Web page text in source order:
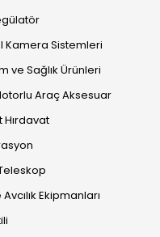
Kamera Sistemleri
ve Sağlık Ürünleri
Araç Aksesuar
Hırdavat
Ekipmanları